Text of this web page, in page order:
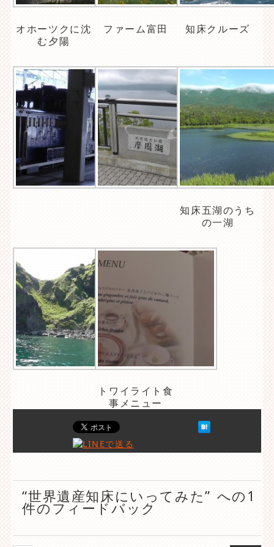
オホーツクに沈
む夕陽
ファーム富田 知床クルーズ
知床五湖のうち
の一湖
トワイライト食
事メニュー
“世界遺産知床にいってみた” への1
件のフィードバック